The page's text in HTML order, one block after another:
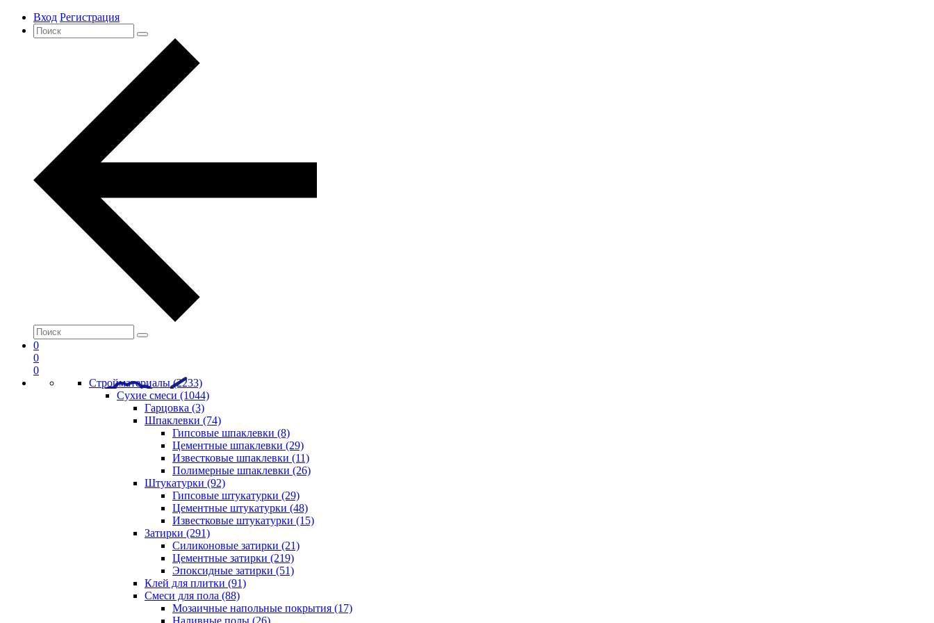
Вход Регистрация
0
0
0
Стройматериалы (2233)
Сухие смеси (1044)
Гарцовка (3)
Шпаклевки (74)
Гипсовые шпаклевки (8)
Цементные шпаклевки (29)
Известковые шпаклевки (11)
Полимерные шпаклевки (26)
Штукатурки (92)
Гипсовые штукатурки (29)
Цементные штукатурки (48)
Известковые штукатурки (15)
Затирки (291)
Силиконовые затирки (21)
Цементные затирки (219)
Эпоксидные затирки (51)
Клей для плитки (91)
Смеси для пола (88)
Мозаичные напольные покрытия (17)
Наливные полы (26)